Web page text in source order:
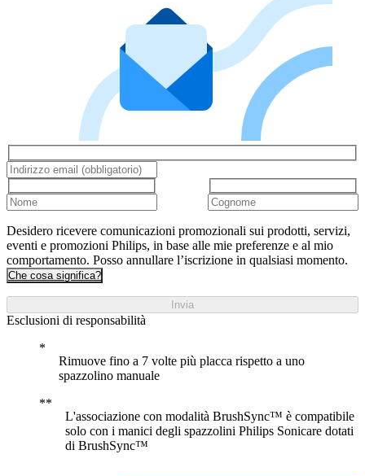
Desidero ricevere comunicazioni promozionali sui prodotti, servizi,
eventi e promozioni Philips, in base alle mie preferenze e al mio
comportamento. Posso annullare l’iscrizione in qualsiasi momento.
Che cosa significa?
Invia
Esclusioni di responsabilità
Rimuove fino a 7 volte più placca rispetto a uno
spazzolino manuale
L'associazione con modalità BrushSync™ è compatibile
solo con i manici degli spazzolini Philips Sonicare dotati
di BrushSync™